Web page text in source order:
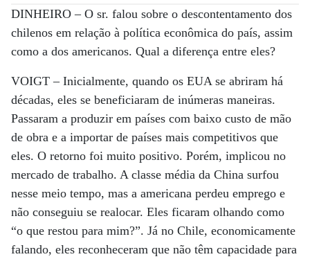
DINHEIRO –O sr. falou sobre o descontentamento dos
chilenos em relação à política econômica do país, assim
como a dos americanos. Qual a diferença entre eles?
VOIGT –Inicialmente, quando os EUA se abriram há
décadas, eles se beneficiaram de inúmeras maneiras.
Passaram a produzir em países com baixo custo de mão
de obra e a importar de países mais competitivos que
eles. O retorno foi muito positivo. Porém, implicou no
mercado de trabalho. A classe média da China surfou
nesse meio tempo, mas a americana perdeu emprego e
não conseguiu se realocar. Eles ficaram olhando como
“o que restou para mim?”. Já no Chile, economicamente
falando, eles reconheceram que não têm capacidade para